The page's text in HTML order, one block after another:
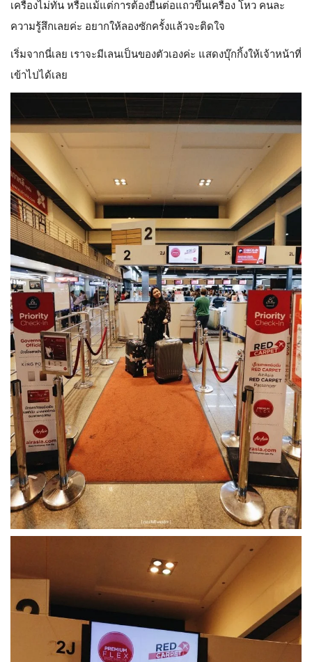
เครื่องไม่ทัน หรือแม้แต่การต้องยืนต่อแถวขึ้นเครื่อง โหว คนละ
ความรู้สึกเลยค่ะ อยากให้ลองซักครั้งแล้วจะติดใจ
เริ่มจากนี่เลย เราจะมีเลนเป็นของตัวเองค่ะ แสดงบุ๊กกิ้งให้เจ้าหน้าที่
เข้าไปได้เลย